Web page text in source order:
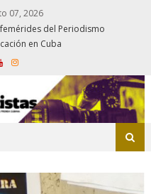
07, 2026
del Periodismo
en Cuba